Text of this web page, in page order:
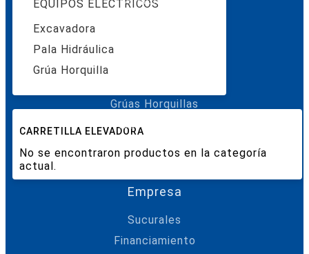
EQUIPOS ELÉCTRICOS
Excavadora
Pala Hidráulica
Grúa Horquilla
CARRETILLA ELEVADORA
No se encontraron productos en la categoría
actual.
Plataforma Alza Hombre
Grúas Horquillas
Reach Stacker
Empresa
Sucurales
Financiamiento